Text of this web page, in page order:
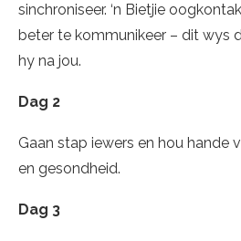
sinchroniseer. ‘n Bietjie
beter te kommunikeer – dit wys
hy na jou.
Dag 2
Gaan stap iewers en hou hande
en gesondheid.
Dag 3